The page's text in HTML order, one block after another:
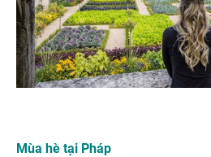
Mùa hè tại Pháp